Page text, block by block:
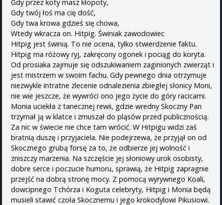
Gdy przez koty masz kłopoty,
Gdy twój łoś ma cię dość,
Gdy twa krowa gdzieś się chowa,
Wtedy wkracza on. Hitpig. Świniak zawodowiec
Hitpig jest świnią. To nie ocena, tylko stwierdzenie faktu.
Hitpig ma różowy ryj, zakręcony ogonek i pociąg do koryta.
Od prosiaka zajmuje się odszukiwaniem zaginionych zwierząt i
jest mistrzem w swoim fachu. Gdy pewnego dnia otrzymuje
niezwykle intratne zlecenie odnalezienia zbiegłej słonicy Moni,
nie wie jeszcze, że wywróci ono jego życie do góry racicami.
Monia uciekła z tanecznej rewii, gdzie wredny Skoczny Pan
trzymał ją w klatce i zmuszał do pląsów przed publicznością.
Za nic w świecie nie chce tam wrócić. W Hitpigu widzi zaś
bratnią duszę i przyjaciela. Nie podejrzewa, że przyjął on od
Skocznego grubą forsę za to, że odbierze jej wolność i
zniszczy marzenia. Na szczęście jej słoniowy urok osobisty,
dobre serce i poczucie humoru, sprawią, że Hitpig zapragnie
przejść na dobrą stronę mocy. Z pomocą wyrywnego Koali,
dowcipnego Tchórza i Koguta celebryty, Hitpig i Monia będą
musieli stawić czoła Skocznemu i jego krokodylowi Pikusiowi.